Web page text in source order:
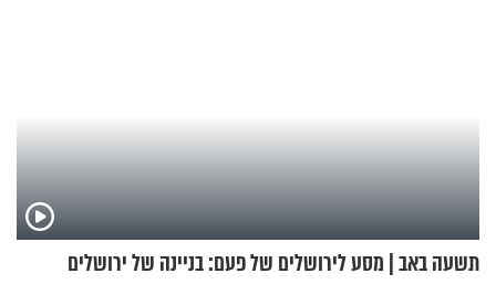
תשעה באב | מסע לירושלים של פעם: בניינה של ירושלים